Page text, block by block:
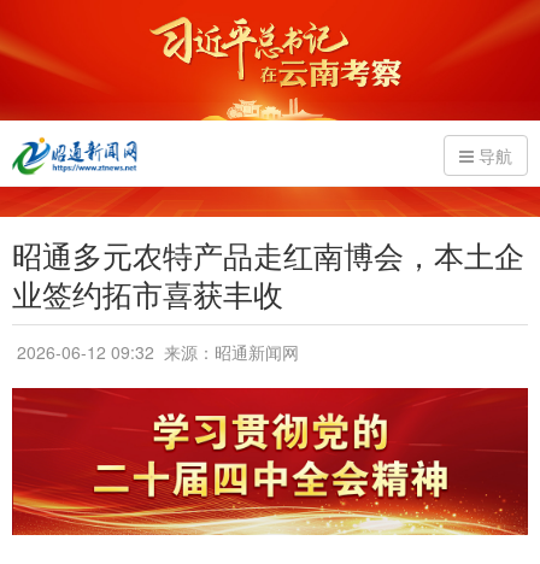
导航
昭通多元农特产品走红南博会，本土企
业签约拓市喜获丰收
2026-06-12 09:32 来源：昭通新闻网